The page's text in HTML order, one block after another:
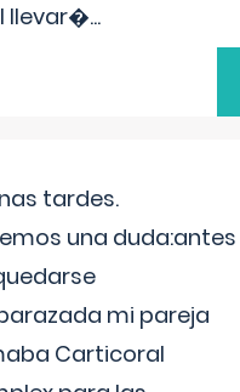
llevar�...
tardes.
una duda:antes
mi pareja
Carticoral